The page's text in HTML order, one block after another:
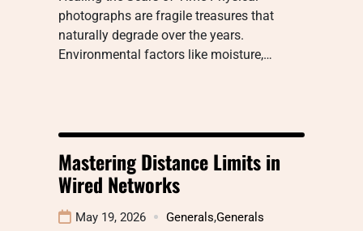
photographs are fragile treasures that
naturally degrade over the years.
Environmental factors like moisture,…
Mastering Distance Limits in
Wired Networks
May 19, 2026 Generals,Generals